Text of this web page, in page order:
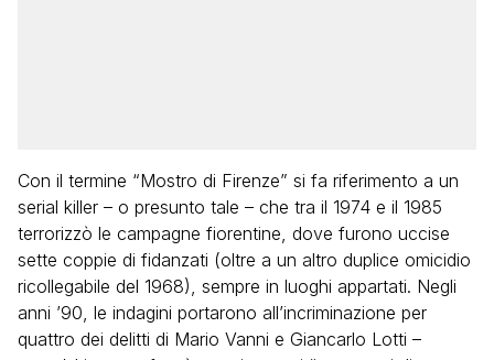
Con il termine “Mostro di Firenze” si fa riferimento a un
serial killer – o presunto tale – che tra il 1974 e il 1985
terrorizzò le campagne fiorentine, dove furono uccise
sette coppie di fidanzati (oltre a un altro duplice omicidio
ricollegabile del 1968), sempre in luoghi appartati. Negli
anni ’90, le indagini portarono all’incriminazione per
quattro dei delitti di Mario Vanni e Giancarlo Lotti –